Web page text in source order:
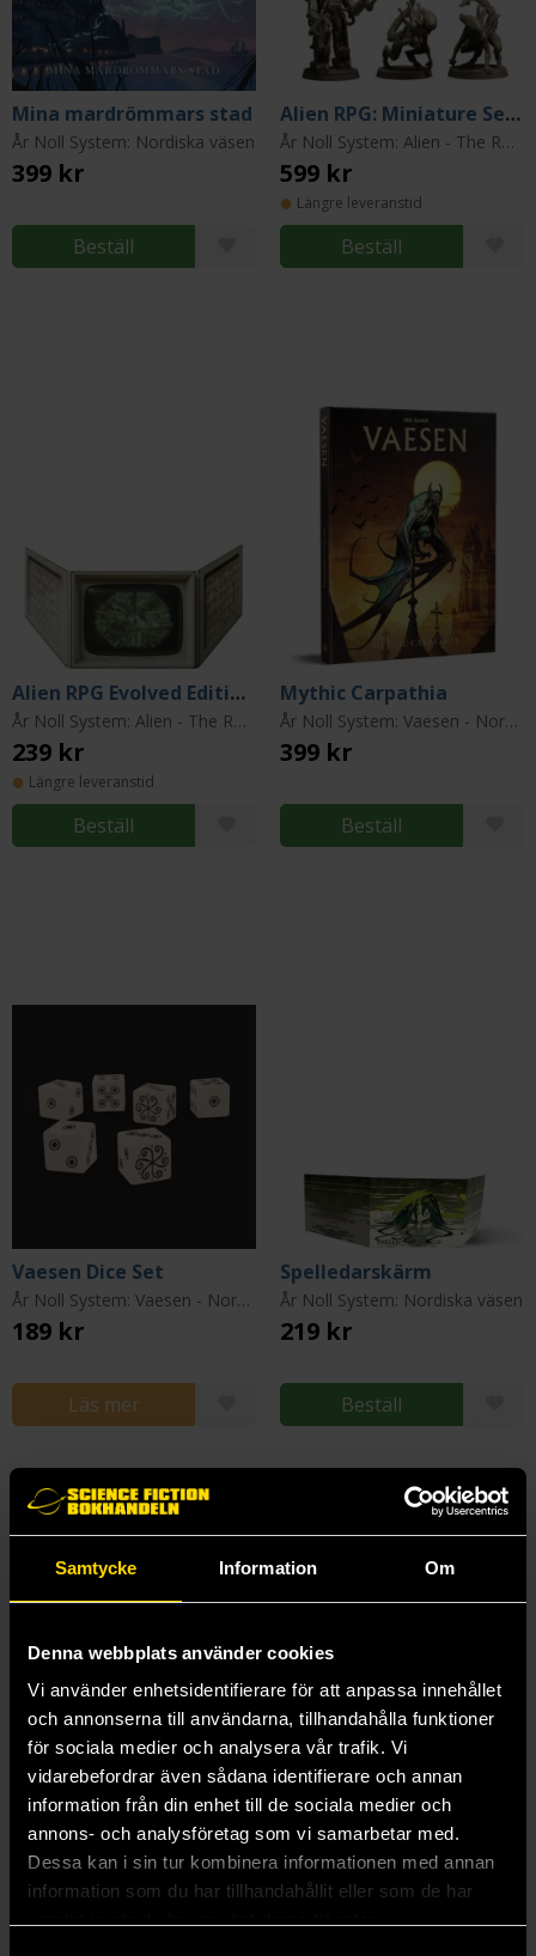
Samtycke Information Om
Denna webbplats använder cookies
Vi använder enhetsidentifierare för att anpassa innehållet
och annonserna till användarna, tillhandahålla funktioner
för sociala medier och analysera vår trafik. Vi
vidarebefordrar även sådana identifierare och annan
information från din enhet till de sociala medier och
annons- och analysföretag som vi samarbetar med.
Dessa kan i sin tur kombinera informationen med annan
information som du har tillhandahållit eller som de har
Mina mardrömmars stad
År Noll System: Nordiska väsen
399 kr
Beställ
Alien RPG: Miniature Set Rapture Protocol
År Noll System: Alien - The Roleplaying Game
599 kr
Längre leveranstid
Beställ
Alien RPG Evolved Edition: GM Screen
År Noll System: Alien - The Roleplaying Game
239 kr
Längre leveranstid
Beställ
Mythic Carpathia
År Noll System: Vaesen - Nordic Horror Roleplaying
399 kr
Beställ
Vaesen Dice Set
År Noll System: Vaesen - Nordic Horror Roleplaying
189 kr
Läs mer
Spelledarskärm
År Noll System: Nordiska väsen
219 kr
Beställ
Vaesen Nordic Horror: RPG Core Rulebook
År Noll System: Vaesen - Nordic Horror Roleplaying
Vaesen GM Screen